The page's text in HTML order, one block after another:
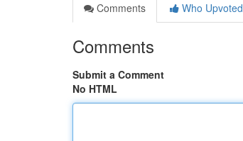
Comments
Who Upvoted
Comments
Submit a Comment
No HTML